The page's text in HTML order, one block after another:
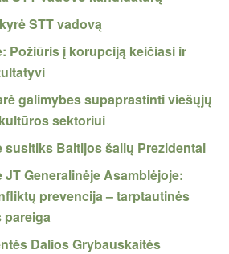
STT vadovą
Požiūris į korupciją keičiasi ir
galimybes supaprastinti viešųjų
sektoriui
susitiks Baltijos šalių Prezidentai
JT Generalinėje Asamblėjoje:
prevencija – tarptautinės
pareiga
Dalios Grybauskaitės